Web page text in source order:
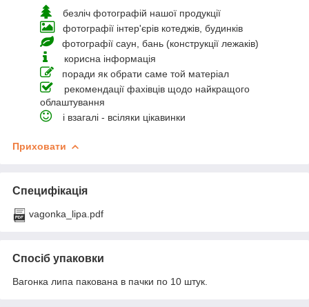
безліч фотографій нашої продукції
фотографії інтер'єрів котеджів, будинків
фотографії саун, бань (конструкції лежаків)
корисна інформація
поради як обрати саме той матеріал
рекомендації фахівців щодо найкращого
облаштування
і взагалі - всіляки цікавинки
Приховати
Специфікація
vagonka_lipa.pdf
Спосіб упаковки
Вагонка липа пакована в пачки по 10 штук.